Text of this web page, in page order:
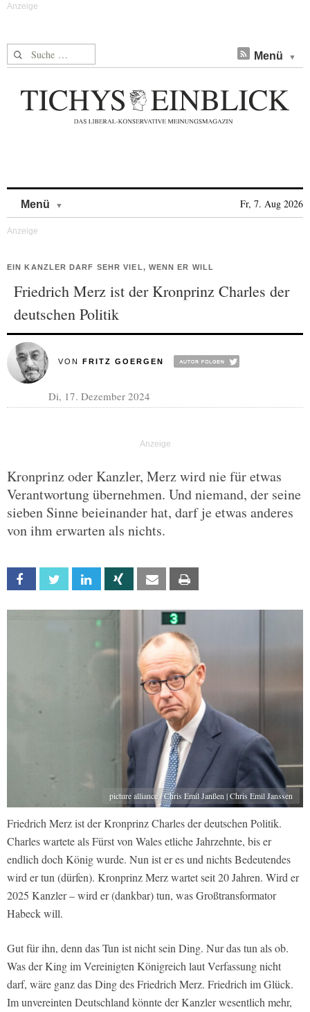
Suche nach: Menü
Menü Fr, 7. Aug 2026
EIN KANZLER DARF SEHR VIEL, WENN ER WILL
Friedrich Merz ist der Kronprinz Charles der
deutschen Politik
VON FRITZ GOERGEN
Di, 17. Dezember 2024
Kronprinz oder Kanzler, Merz wird nie für etwas
Verantwortung übernehmen. Und niemand, der seine
sieben Sinne beieinander hat, darf je etwas anderes
von ihm erwarten als nichts.
Facebook Twitter Linkedin Xing Email
picture alliance / Chris Emil Janßen | Chris Emil Janssen
Friedrich Merz ist der Kronprinz Charles der deutschen Politik.
Charles wartete als Fürst von Wales etliche Jahrzehnte, bis er
endlich doch König wurde. Nun ist er es und nichts Bedeutendes
wird er tun (dürfen). Kronprinz Merz wartet seit 20 Jahren. Wird er
2025 Kanzler – wird er (dankbar) tun, was Großtransformator
Habeck will.
Gut für ihn, denn das Tun ist nicht sein Ding. Nur das tun als ob.
Was der King im Vereinigten Königreich laut Verfassung nicht
darf, wäre ganz das Ding des Friedrich Merz. Friedrich im Glück.
Im unvereinten Deutschland könnte der Kanzler wesentlich mehr,